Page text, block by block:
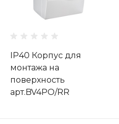
IP40 Корпус для
монтажа на
поверхность
арт.BV4PO/RR